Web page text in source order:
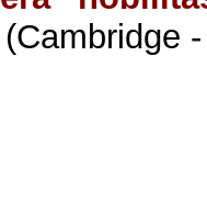
(Cambridge